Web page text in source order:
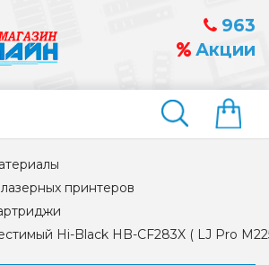
963
Акции
Найти
принтеров
Hi-Black HB-CF283X ( LJ Pro